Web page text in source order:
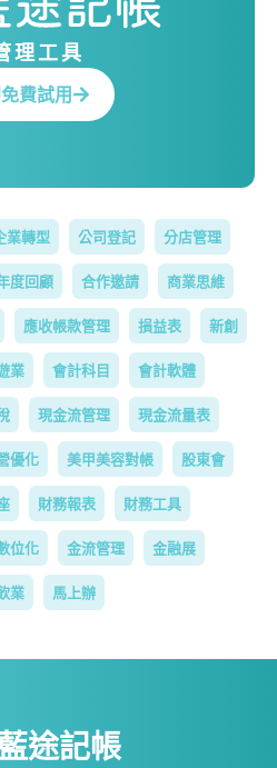
理工具
費試用
業轉型 公司登記 分店管理
度回顧 合作邀請 商業思維
應收帳款管理 損益表 新創
業 會計科目 會計軟體
現金流管理 現金流量表
優化 美甲美容對帳 股東會
財務報表 財務工具
位化 金流管理 金融展
業 馬上辦
途記帳